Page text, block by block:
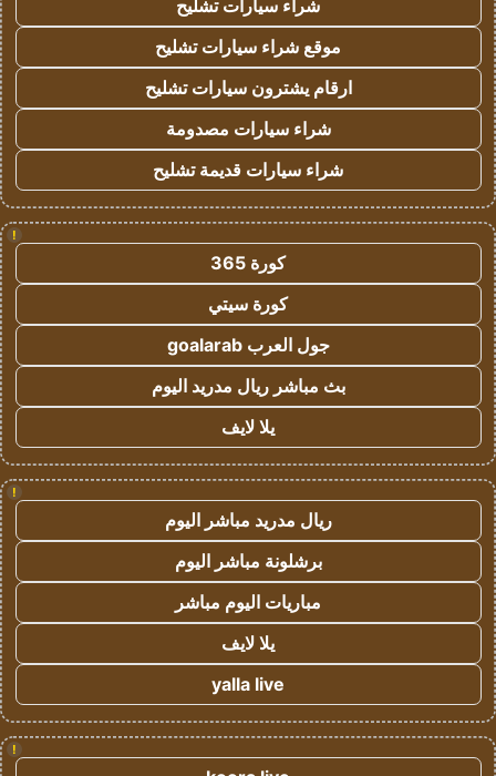
شراء سيارات تشليح
موقع شراء سيارات تشليح
ارقام يشترون سيارات تشليح
شراء سيارات مصدومة
شراء سيارات قديمة تشليح
!
كورة 365
كورة سيتي
جول العرب goalarab
بث مباشر ريال مدريد اليوم
يلا لايف
!
ريال مدريد مباشر اليوم
برشلونة مباشر اليوم
مباريات اليوم مباشر
يلا لايف
yalla live
!